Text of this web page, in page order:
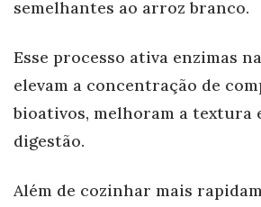
semelhantes ao arroz branco.
Esse processo ativa enzimas
elevam a concentração de
bioativos, melhoram a textura
digestão.
Além de cozinhar mais